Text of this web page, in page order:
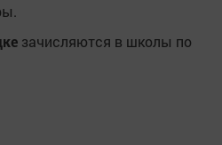
зачисляются в школы по